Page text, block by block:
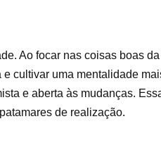
Ao focar nas coisas boas
cultivar uma mentalidade
e aberta às mudanças.
de realização.